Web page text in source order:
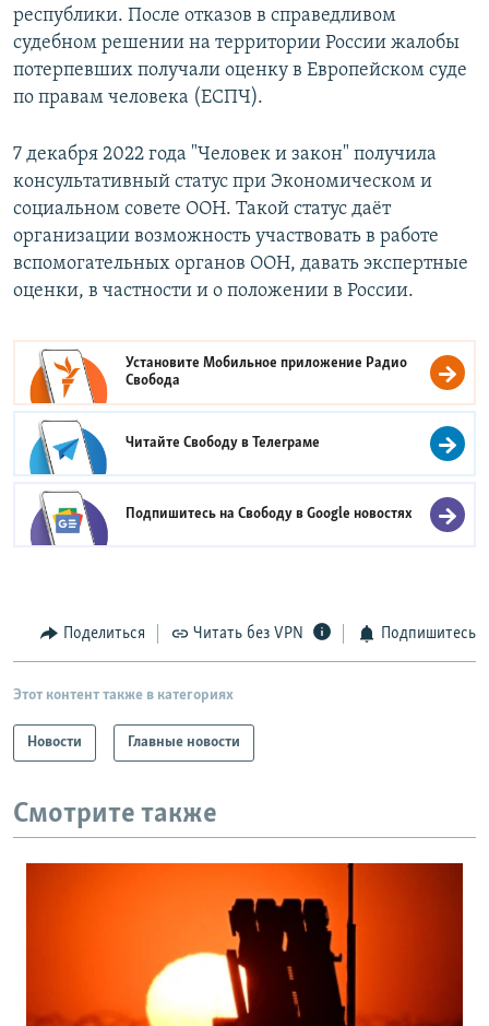
республики. После отказов в справедливом
судебном решении на территории России жалобы
потерпевших получали оценку в Европейском суде
по правам человека (ЕСПЧ).
7 декабря 2022 года "Человек и закон" получила
консультативный статус при Экономическом и
социальном совете ООН. Такой статус даёт
организации возможность участвовать в работе
вспомогательных органов ООН, давать экспертные
оценки, в частности и о положении в России.
Установите Мобильное приложение Радио
Свобода
Читайте Свободу вТелеграме
Подпишитесь на Свободу вGoogle новостях
Поделиться Читать без VPN Подпишитесь
Этот контент также в категориях
Новости Главные новости
Смотрите также